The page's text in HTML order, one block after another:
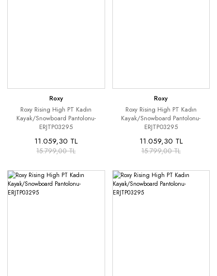
Roxy
Roxy Rising High PT Kadın
Kayak/Snowboard Pantolonu-
ERJTP03295
11.059,30 TL
15.799,00 TL
Roxy
Roxy Rising High PT Kadın
Kayak/Snowboard Pantolonu-
ERJTP03295
11.059,30 TL
15.799,00 TL